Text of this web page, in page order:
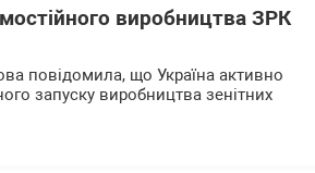
виробництва ЗРК
повідомила, що Україна активно
запуску виробництва зенітних